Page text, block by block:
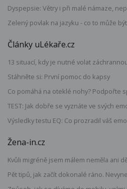
Dyspepsie: Větry i při malé námaze,
Zelený povlak na jazyku - co to může
Články uLékaře.cz
13 situací, kdy je nutné volat
Stáhněte si: První pomoc do kapsy
Co pomáhá na oteklé nohy? Podpořte
TEST: Jak dobře se vyznáte ve svých
Výsledky testu EQ: Co prozradil váš
Žena-in.cz
Kvůli migréně jsem málem neměla ani
Pět tipů, jak začít dokonalé ráno.